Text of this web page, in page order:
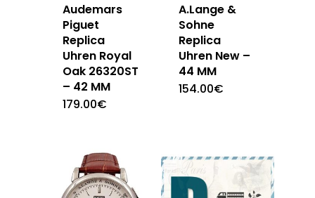
Audemars
Piguet
Replica
Uhren Royal
Oak 26320ST
– 42 MM
179.00€
A.Lange &
Sohne
Replica
Uhren New –
44 MM
154.00€